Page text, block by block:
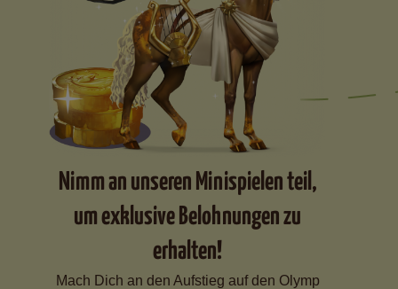
Nimm an unseren Minispielen teil,
um exklusive Belohnungen zu
erhalten!
Mach Dich an den Aufstieg auf den Olymp